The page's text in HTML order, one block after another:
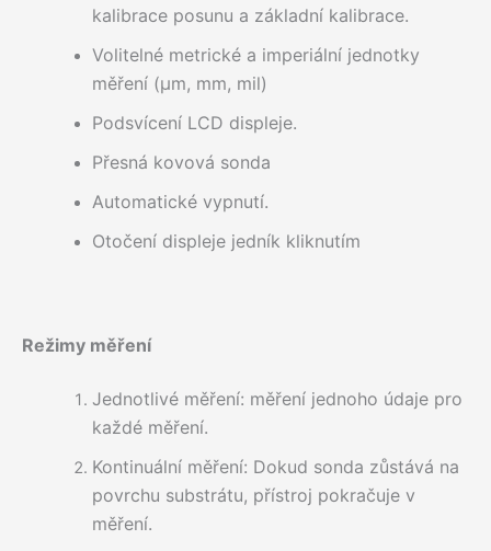
kalibrace posunu a základní kalibrace.
Volitelné metrické a imperiální jednotky
měření (μm, mm, mil)
Podsvícení LCD displeje.
Přesná kovová sonda
Automatické vypnutí.
Otočení displeje jedník kliknutím
Režimy měření
Jednotlivé měření: měření jednoho údaje pro
každé měření.
Kontinuální měření: Dokud sonda zůstává na
povrchu substrátu, přístroj pokračuje v
měření.